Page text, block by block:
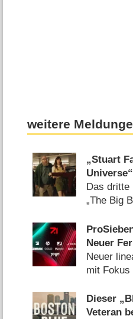
weitere
„Stuart
Sitcom-
Das dritte
„The Big
durch –
Neuer
Sat.2
Neuer
mit Fokus
Dieser
Veteran